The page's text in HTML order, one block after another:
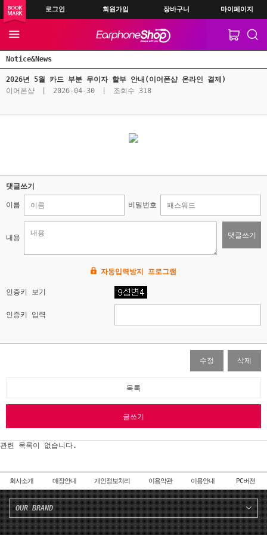
로그인 회원가입 장바구니 마이페이지
Notice&News
2026년 5월 카드 부분 무이자 할부 안내(이어폰샵 온라인 결제)
이어폰샵
2026-04-30 조회수 318
댓글쓰기
이름 비밀번호
내용 댓글쓰기
자동입력방지 프로그램
인증키 보기
인증키 입력
수정 삭제
목록
글쓰기
관련 목록이 없습니다.
회사소개 매장안내 개인정보처리 이용약관 이용안내 PC버전
OUR BRAND